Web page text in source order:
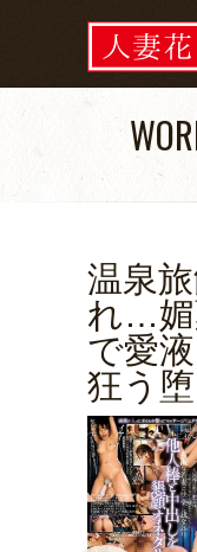
温泉
れ…媚
で愛
狂う